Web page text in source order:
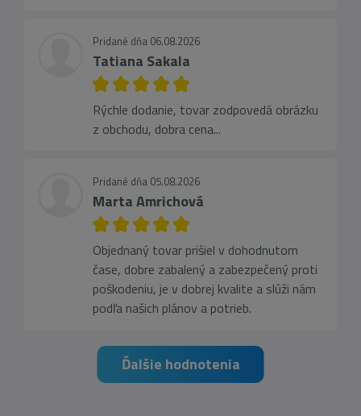
Pridané dňa 06.08.2026
Tatiana Sakala
Rýchle dodanie, tovar zodpovedá obrázku
z obchodu, dobra cena...
Pridané dňa 05.08.2026
Marta Amrichová
Objednaný tovar prišiel v dohodnutom
čase, dobre zabalený a zabezpečený proti
poškodeniu, je v dobrej kvalite a slúži nám
podľa našich plánov a potrieb.
Ďalšie hodnotenia